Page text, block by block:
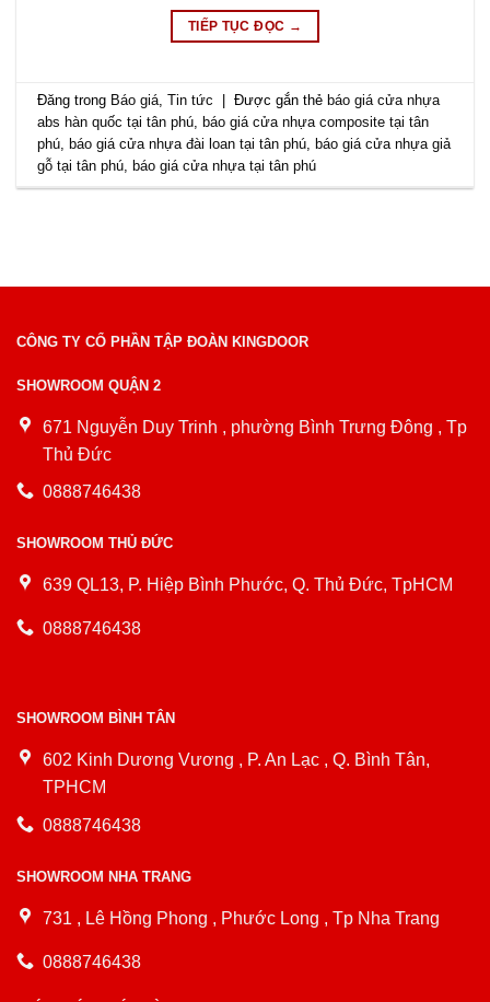
TIẾP TỤC ĐỌC →
Đăng trong Báo giá,Tin tức Được gắn thẻ báo giá cửa nhựa
abs hàn quốc tại tân phú, báo giá cửa nhựa composite tại tân
phú, báo giá cửa nhựa đài loan tại tân phú, báo giá cửa nhựa giả
gỗ tại tân phú, báo giá cửa nhựa tại tân phú
CÔNG TY CỔ PHẦN TẬP ĐOÀN KINGDOOR
SHOWROOM QUẬN 2
671 Nguyễn Duy Trinh , phường Bình Trưng Đông , Tp
Thủ Đức
0888746438
SHOWROOM THỦ ĐỨC
639 QL13, P. Hiệp Bình Phước, Q. Thủ Đức, TpHCM
0888746438
SHOWROOM BÌNH TÂN
602 Kinh Dương Vương , P. An Lạc , Q. Bình Tân,
TPHCM
0888746438
SHOWROOM NHA TRANG
731 , Lê Hồng Phong , Phước Long , Tp Nha Trang
0888746438